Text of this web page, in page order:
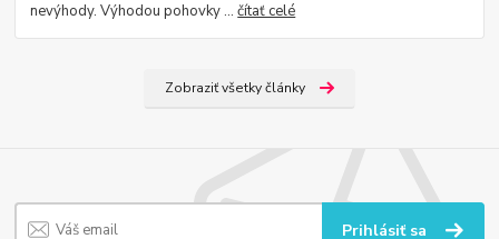
nevýhody. Výhodou pohovky ...čítať celé
Zobraziť všetky články
Prihlásiť sa